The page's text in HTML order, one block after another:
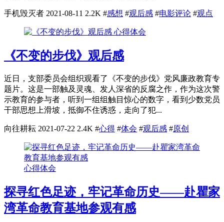
手机毁灭者 2021-08-11 2.2K #感想 #观后感 #电影评论 #观点
心得体会
《不变的步伐》观后感
近日，支部委员会组织观看了《不变的步伐》党风廉政教育专
题片。这是一部触及灵魂、发人深省的反腐之作，作为这次警
示教育的参与者，听到一组组触目惊心的数字，看到少数党员
干部思想上滑坡，抵御不住诱惑，走向了犯...
向往耕耘 2021-07-22 2.4K #心得 #体会 #观后感 #原创
心得体会
探寻红色足迹，牢记革命历史——赴瞿家
湾革命教育基地参观有感